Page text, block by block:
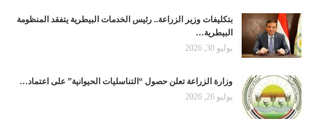
بتكليفات وزير الزراعة.. رئيس الخدمات البيطرية يتفقد المنظومة
البيطرية…
يوليو 30, 2026
وزارة الزراعة تعلن حصول “التناسليات الحيوانية” على اعتماد…
يوليو 26, 2026